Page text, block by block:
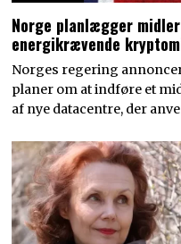
Norge planlægger
energikrævende
Norges regering
planer om at indføre et
af nye datacentre, der